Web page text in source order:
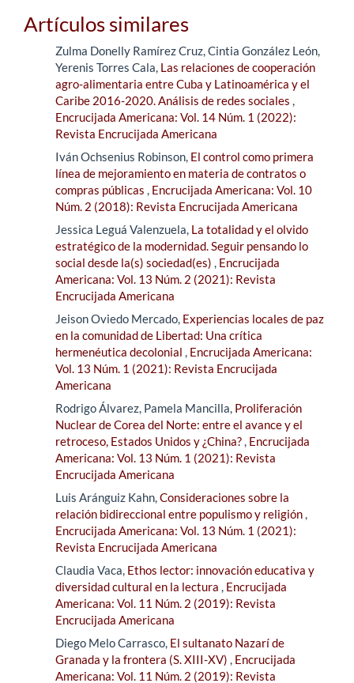
Artículos similares
Zulma Donelly Ramírez Cruz, Cintia González León,
Yerenis Torres Cala, Las relaciones de cooperación
agro-alimentaria entre Cuba y Latinoamérica y el
Caribe 2016-2020. Análisis de redes sociales ,
Encrucijada Americana: Vol. 14 Núm. 1 (2022):
Revista Encrucijada Americana
Iván Ochsenius Robinson, El control como primera
línea de mejoramiento en materia de contratos o
compras públicas , Encrucijada Americana: Vol. 10
Núm. 2 (2018): Revista Encrucijada Americana
Jessica Leguá Valenzuela, La totalidad y el olvido
estratégico de la modernidad. Seguir pensando lo
social desde la(s) sociedad(es) , Encrucijada
Americana: Vol. 13 Núm. 2 (2021): Revista
Encrucijada Americana
Jeison Oviedo Mercado, Experiencias locales de paz
en la comunidad de Libertad: Una crítica
hermenéutica decolonial , Encrucijada Americana:
Vol. 13 Núm. 1 (2021): Revista Encrucijada
Americana
Rodrigo Álvarez, Pamela Mancilla, Proliferación
Nuclear de Corea del Norte: entre el avance y el
retroceso, Estados Unidos y ¿China?, Encrucijada
Americana: Vol. 13 Núm. 1 (2021): Revista
Encrucijada Americana
Luis Aránguiz Kahn,Consideraciones sobre la
relación bidireccional entre populismo y religión,
Encrucijada Americana: Vol. 13 Núm. 1 (2021):
Revista Encrucijada Americana
Claudia Vaca, Ethos lector: innovación educativa y
diversidad cultural en la lectura , Encrucijada
Americana: Vol. 11 Núm. 2 (2019): Revista
Encrucijada Americana
Diego Melo Carrasco, El sultanato Nazarí de
Granada y la frontera (S. XIII-XV) , Encrucijada
Americana: Vol. 11 Núm. 2 (2019): Revista